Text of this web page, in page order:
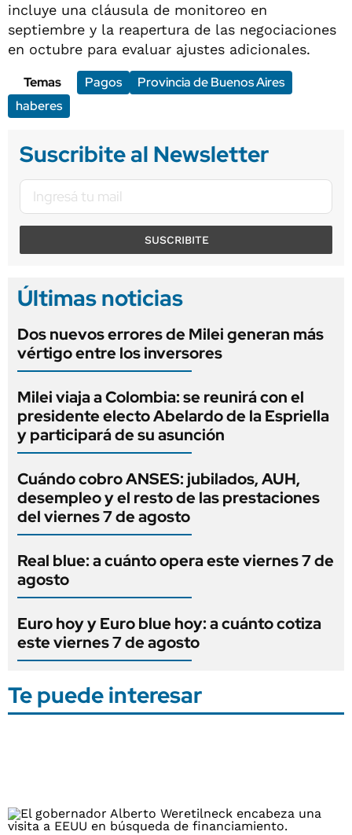
incluye una cláusula de monitoreo en
septiembre y la reapertura de las negociaciones
en octubre para evaluar ajustes adicionales.
Temas
Pagos
Provincia de Buenos Aires
haberes
Suscribite al Newsletter
SUSCRIBITE
Últimas noticias
Dos nuevos errores de Milei generan más
vértigo entre los inversores
Milei viaja a Colombia: se reunirá con el
presidente electo Abelardo de la Espriella
y participará de su asunción
Cuándo cobro ANSES: jubilados, AUH,
desempleo y el resto de las prestaciones
del viernes 7 de agosto
Real blue: a cuánto opera este viernes 7 de
agosto
Euro hoy y Euro blue hoy: a cuánto cotiza
este viernes 7 de agosto
Te puede interesar